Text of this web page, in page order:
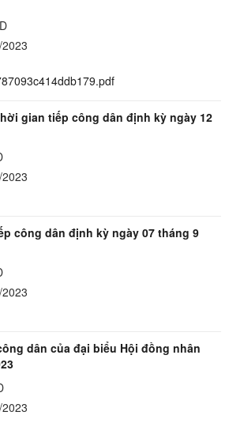
gian tiếp công dân định kỳ ngày 12
công dân định kỳ ngày 07 tháng 9
dân của đại biểu Hội đồng nhân